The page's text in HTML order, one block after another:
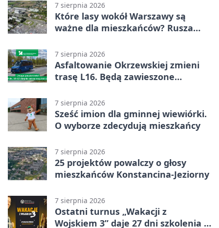
7 sierpnia 2026
Które lasy wokół Warszawy są
ważne dla mieszkańców? Rusza
7 sierpnia 2026
Asfaltowanie Okrzewskiej zmieni
trasę L16. Będą zawieszone
7 sierpnia 2026
Sześć imion dla gminnej wiewiórki.
O wyborze zdecydują mieszkańcy
7 sierpnia 2026
25 projektów powalczy o głosy
mieszkańców Konstancina-Jeziorny
7 sierpnia 2026
Ostatni turnus „Wakacji z
Wojskiem 3” daje 27 dni szkolenia i